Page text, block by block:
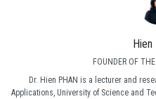
FOUNDER OF
Dr. Hien PHAN is a lecturer and
Applications, University of Science and